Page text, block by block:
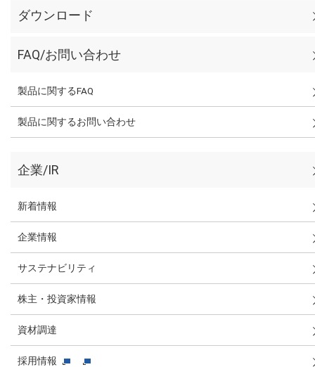
ダウンロード
FAQ/お問い合わせ
製品に関するFAQ
製品に関するお問い合わせ
企業/IR
新着情報
企業情報
サステナビリティ
株主・投資家情報
資材調達
採用情報